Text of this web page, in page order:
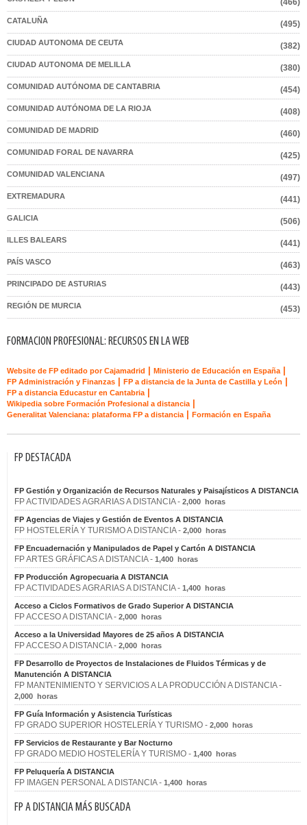
(466)
CATALUÑA (495)
CIUDAD AUTONOMA DE CEUTA (382)
CIUDAD AUTONOMA DE MELILLA (380)
COMUNIDAD AUTÓNOMA DE CANTABRIA (454)
COMUNIDAD AUTÓNOMA DE LA RIOJA (408)
COMUNIDAD DE MADRID (460)
COMUNIDAD FORAL DE NAVARRA (425)
COMUNIDAD VALENCIANA (497)
EXTREMADURA (441)
GALICIA (506)
ILLES BALEARS (441)
PAÍS VASCO (463)
PRINCIPADO DE ASTURIAS (443)
REGIÓN DE MURCIA (453)
FORMACION PROFESIONAL: RECURSOS EN LA WEB
Website de FP editado por Cajamadrid Ministerio de Educación en España
FP Administración y Finanzas FP a distancia de la Junta de Castilla y León
FP a distancia Educastur en Cantabria
Wikipedia sobre Formación Profesional a distancia
Generalitat Valenciana: plataforma FP a distancia Formación en España
FP DESTACADA
FP Gestión y Organización de Recursos Naturales y Paisajísticos A DISTANCIA
FP ACTIVIDADES AGRARIAS A DISTANCIA - 2,000 horas
FP Agencias de Viajes y Gestión de Eventos A DISTANCIA
FP HOSTELERÍA Y TURISMO A DISTANCIA - 2,000 horas
FP Encuadernación y Manipulados de Papel y Cartón A DISTANCIA
FP ARTES GRÁFICAS A DISTANCIA - 1,400 horas
FP Producción Agropecuaria A DISTANCIA
FP ACTIVIDADES AGRARIAS A DISTANCIA - 1,400 horas
Acceso a Ciclos Formativos de Grado Superior A DISTANCIA
FP ACCESO A DISTANCIA - 2,000 horas
Acceso a la Universidad Mayores de 25 años A DISTANCIA
FP ACCESO A DISTANCIA - 2,000 horas
FP Desarrollo de Proyectos de Instalaciones de Fluidos Térmicas y de
Manutención A DISTANCIA
FP MANTENIMIENTO Y SERVICIOS A LA PRODUCCIÓN A DISTANCIA -
2,000 horas
FP Guía Información y Asistencia Turísticas
FP GRADO SUPERIOR HOSTELERÍA Y TURISMO - 2,000 horas
FP Servicios de Restaurante y Bar Nocturno
FP GRADO MEDIO HOSTELERÍA Y TURISMO - 1,400 horas
FP Peluquería A DISTANCIA
FP IMAGEN PERSONAL A DISTANCIA - 1,400 horas
FP A DISTANCIA MÁS BUSCADA